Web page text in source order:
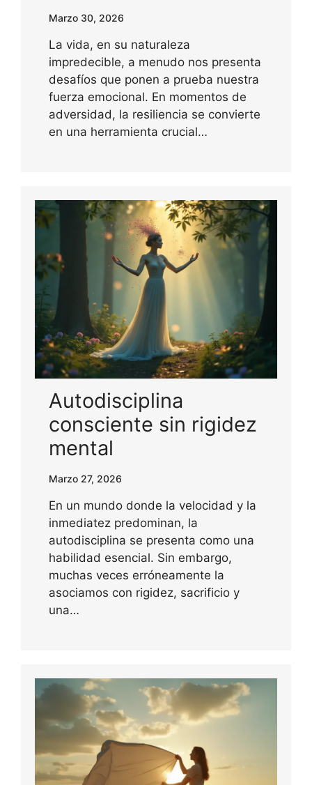
Marzo 30, 2026
La vida, en su naturaleza
impredecible, a menudo nos presenta
desafíos que ponen a prueba nuestra
fuerza emocional. En momentos de
adversidad, la resiliencia se convierte
en una herramienta crucial…
Autodisciplina
consciente sin rigidez
mental
Marzo 27, 2026
En un mundo donde la velocidad y la
inmediatez predominan, la
autodisciplina se presenta como una
habilidad esencial. Sin embargo,
muchas veces erróneamente la
asociamos con rigidez, sacrificio y
una…